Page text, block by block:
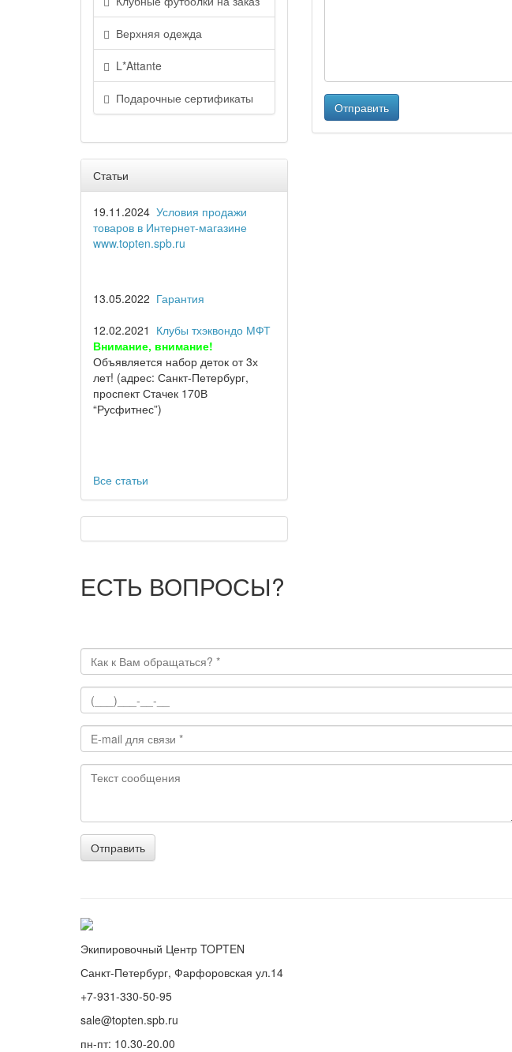
Верхняя одежда
L*Attante
Подарочные сертификаты
Статьи
19.11.2024 Условия продажи
товаров в Интернет-магазине
www.topten.spb.ru
13.05.2022 Гарантия
12.02.2021 Клубы тхэквондо МФТ
Внимание, внимание!
Объявляется набор деток от 3х
лет! (адрес: Санкт-Петербург,
проспект Стачек 170В
“Русфитнес”)
Все статьи
Отправить
ЕСТЬ ВОПРОСЫ?
Отправить
Экипировочный Центр TOPTEN
Санкт-Петербург, Фарфоровская ул.14
+7-931-330-50-95
sale@topten.spb.ru
пн-пт: 10.30-20.00